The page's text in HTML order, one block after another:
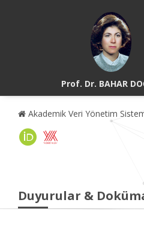
Prof. Dr. BAHAR
Akademik Veri Yönetim
Duyurular &